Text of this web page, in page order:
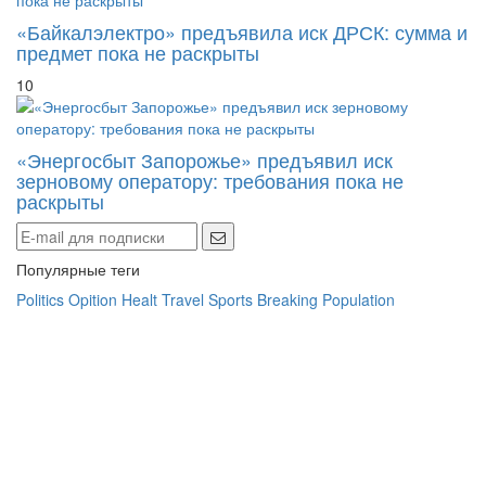
«Байкалэлектро» предъявила иск ДРСК: сумма и
предмет пока не раскрыты
10
«Энергосбыт Запорожье» предъявил иск
зерновому оператору: требования пока не
раскрыты
Популярные теги
Politics Opition Healt Travel Sports Breaking Population